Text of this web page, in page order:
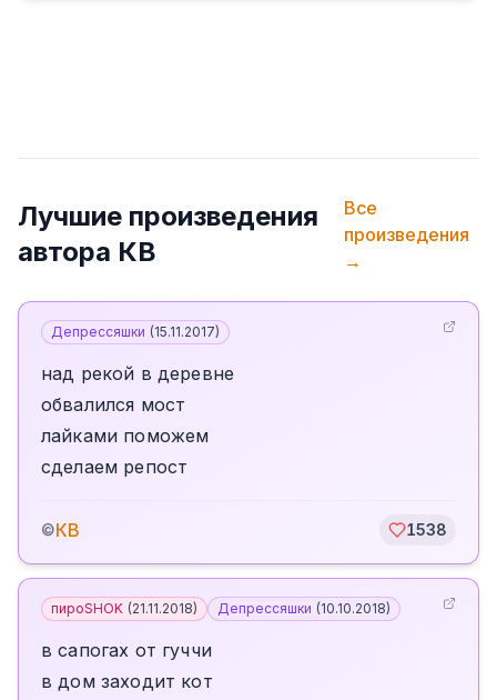
Лучшие произведения
автора КВ
Все
произведения
→
Депрессяшки (15.11.2017)
над рекой в деревне
обвалился мост
лайками поможем
сделаем репост
©КВ 1538
пироSHOK (21.11.2018) Депрессяшки (10.10.2018)
в сапогах от гуччи
в дом заходит кот